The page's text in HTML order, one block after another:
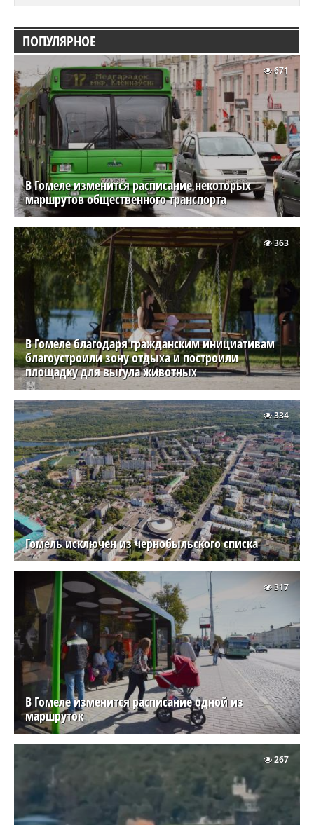
ПОПУЛЯРНОЕ
В Гомеле изменится расписание некоторых
маршрутов общественного транспорта
671
В Гомеле благодаря гражданским инициативам
благоустроили зону отдыха и построили
площадку для выгула животных
363
Гомель исключен из чернобыльского списка
334
В Гомеле изменится расписание одной из
маршруток
317
267